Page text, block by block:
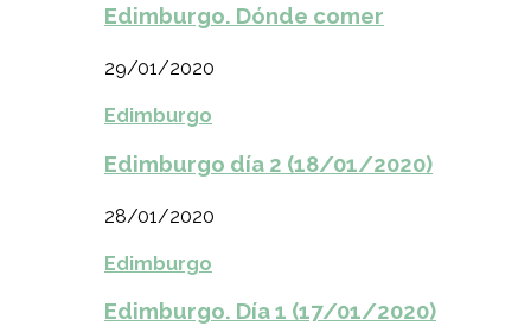
Edimburgo. Dónde comer
29/01/2020
Edimburgo
Edimburgo día 2 (18/01/2020)
28/01/2020
Edimburgo
Edimburgo. Día 1 (17/01/2020)